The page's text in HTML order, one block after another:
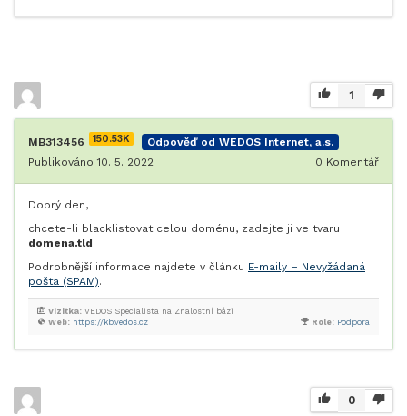
1
MB313456 150.53K
Odpověď od WEDOS Internet, a.s.
Publikováno 10. 5. 2022
0 Komentář
Dobrý den,
chcete-li blacklistovat celou doménu, zadejte ji ve tvaru
domena.tld.
Podrobnější informace najdete v článku E-maily – Nevyžádaná
pošta (SPAM).
Role: Podpora
Web: https://kb.vedos.cz
Vizitka: VEDOS Specialista na Znalostní bázi
0